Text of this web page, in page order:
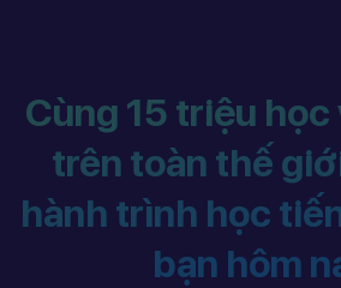
Cùng 15 triệu học
trên toàn thế
hành trình học
bạn hôm